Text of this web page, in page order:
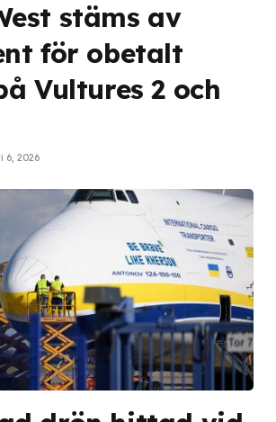
stäms av
för obetalt
Vultures 2 och
6, 2026